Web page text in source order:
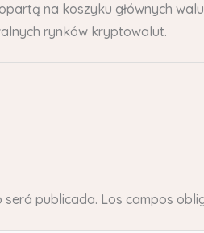
na koszyku głównych
rynków kryptowalut.
será publicada. Los campos